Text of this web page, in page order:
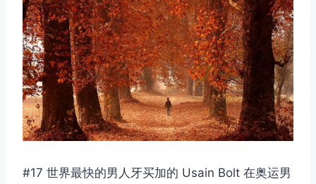
#17 世界最快的男人牙买加的 Usain Bolt 在奥运男